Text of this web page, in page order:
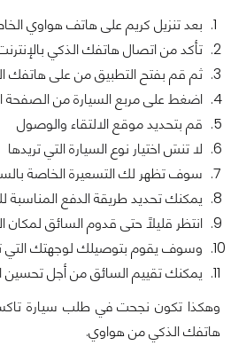
بعد تنزيل كريم على هاتف هواوي
تأكد من اتصال هاتفك الذكي
ثم قم بفتح التطبيق من على هاتفك
اضغط على مربع السيارة من الصفحة
قم بتحديد موقع الالتقاء والوصول
لا تنسَ اختيار نوع السيارة التي تريدها
سوف تظهر لك التسعيرة الخاصة
يمكنك تحديد طريقة الدفع المناسبة
انتظر قليلًا حتى قدوم السائق لمكان
وسوف يقوم بتوصيلك لوجهتك التي
يمكنك تقييم السائق من أجل تحسين
وهكذا تكون نجحت في طلب سيارة
هاتفك الذكي من هواوي.